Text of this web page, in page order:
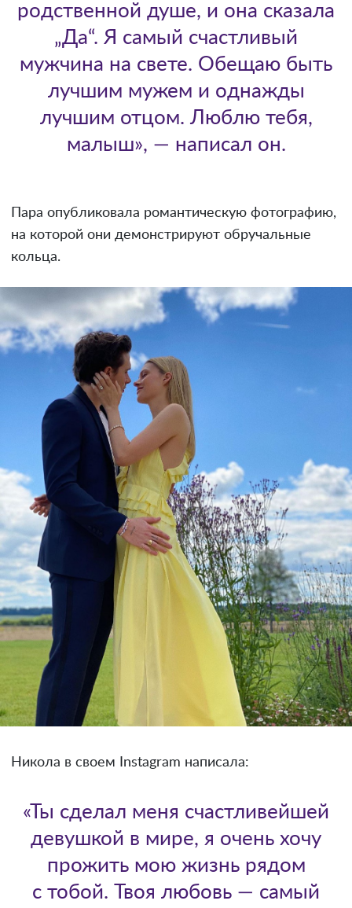
родственной душе, и она сказала
„Да“. Я самый счастливый
мужчина на свете. Обещаю быть
лучшим мужем и однажды
лучшим отцом. Люблю тебя,
малыш», — написал он.
Пара опубликовала романтическую фотографию,
на которой они демонстрируют обручальные
кольца.
Никола в своем Instagram написала:
«Ты сделал меня счастливейшей
девушкой в мире, я очень хочу
прожить мою жизнь рядом
с тобой. Твоя любовь — самый